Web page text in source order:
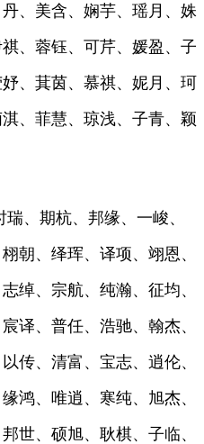
、美含、娴芋、瑶月、姝
、蓉钰、可芹、媛盈、子
、萁茵、慕祺、妮月、珂
、菲慧、琼浅、子青、颖
、期杭、邦缘、一峻、
朝、绎珲、译项、翊恩、
绰、宗航、纯瀚、征均、
译、普任、浩驰、翰杰、
传、清富、宝志、逍伦、
鸿、唯逍、寒纯、旭杰、
世、硕旭、耿棋、子临、